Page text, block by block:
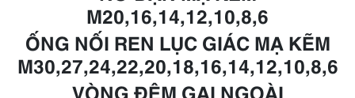
M20,16,14,12,10,8,6
ỐNG NỐI REN LỤC GIÁC MẠ KẼM
M30,27,24,22,20,18,16,14,12,10,8,6
VÒNG ĐỆM GAI NGOÀI